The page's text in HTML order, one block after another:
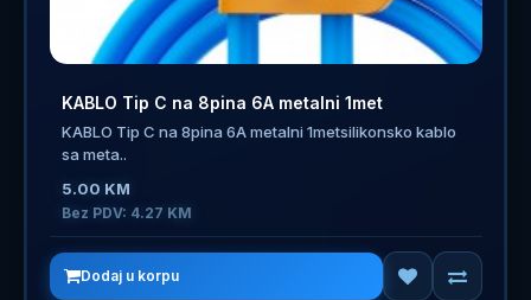
KABLO Tip C na 8pina 6A metalni 1met
KABLO Tip C na 8pina 6A metalni 1metsilikonsko kablo
sa meta..
5.00 KM
Bez PDV: 4.27 KM
Dodaj u korpu